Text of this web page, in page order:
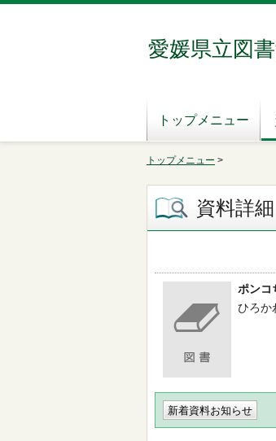
愛媛県立図
トップメニュー
トップメニュー >
資料詳細
ポンコ
ひろか
新着資料お知らせ